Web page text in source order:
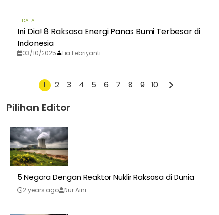
DATA
Ini Dia! 8 Raksasa Energi Panas Bumi Terbesar di
Indonesia
03/10/2025 Lia Febriyanti
1 2 3 4 5 6 7 8 9 10
Pilihan Editor
5 Negara Dengan Reaktor Nuklir Raksasa di Dunia
2 years ago Nur Aini